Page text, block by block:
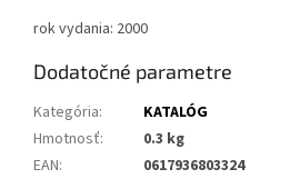
rok vydania: 2000
Dodatočné parametre
Kategória:
KATALÓG
Hmotnosť:
0.3 kg
EAN:
0617936803324